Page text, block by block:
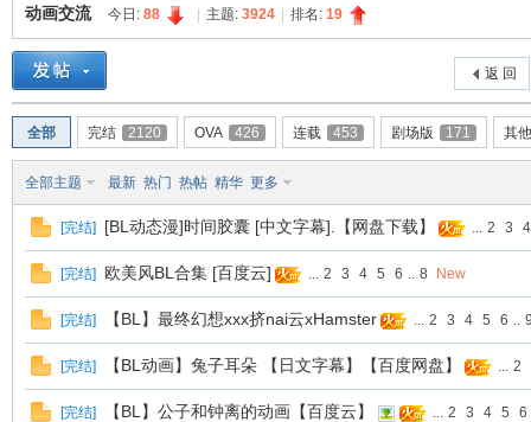
» ›
动画交流 今日: 88 主题: 3924 排名: 19
返 回
全部 完结 2120 OVA 426 连载 453 剧场版 171 其他
全部主题 最新 热门 热帖 精华 更多
[完结] [BL动态漫]时间胶囊 [中文字幕].【网盘下载】 ... 2 3 4
[完结] 欧美风BL合集 [百度云] ... 2 3 4 5 6 .. 8 New
[完结] 【BL】最终幻想xxx挤nai云xHamster ... 2 3 4 5 6 ..
[完结] 【BL动画】兔子耳朵 【日文字幕】【百度网盘】 ... 2
[完结] 【BL】公子和钟离的动画【百度云】 ... 2 3 4 5 6